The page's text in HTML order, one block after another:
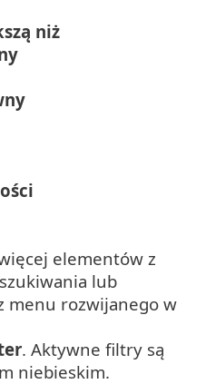
niż
elementów z
lub
menu rozwijanego w
. Aktywne filtry są
niebieskim.